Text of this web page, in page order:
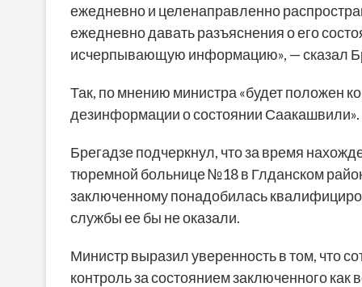
ежедневно и целенаправленно
ежедневно давать разъяснения о его
исчерпывающую информацию», — сказал
Так, по мнению министра «будет положен
дезинформации о состоянии Саакашвили».
Брегадзе подчеркнул, что за время
тюремной больнице №18 в Глданском
заключенному понадобилась
службы ее бы не оказали.
Министр выразил уверенность в том, что
контроль за состоянием заключенного как